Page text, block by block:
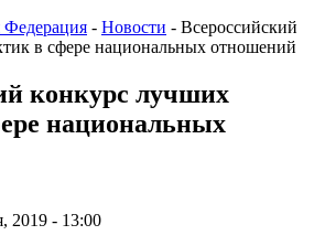
Федерация - Новости - Всероссийский
в сфере национальных отношений
конкурс лучших
национальных
2019 - 13:00